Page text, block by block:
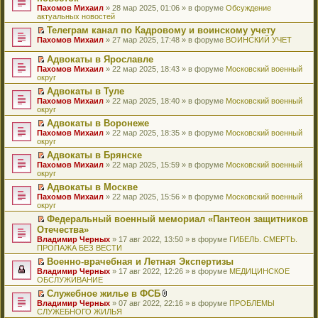
ю
щ
е
н
и
ю
о
о
б
щ
е
н
и
ю
о
м
у
с
о
б
щ
е
н
и
ю
а
н
н
м
у
с
о
о
б
щ
е
н
и
ю
о
ч
и
а
н
н
о
м
у
с
о
о
б
щ
е
н
и
ю
н
е
п
о
и
т
а
н
н
о
м
у
с
о
о
б
щ
е
н
и
ю
в
о
м
у
н
п
р
о
ч
и
т
а
н
н
о
м
у
с
о
о
б
щ
е
н
и
ю
п
е
р
о
м
у
н
е
п
р
о
ч
и
т
а
н
н
о
м
у
с
о
о
б
щ
е
н
и
ю
е
р
е
й
т
к
п
е
р
в
о
м
у
н
е
п
р
о
ч
и
т
а
н
н
о
м
у
с
о
о
б
щ
е
н
и
ю
Пахомов Михаил » 28 мар 2025, 01:06 » в форуме Обсуждение
актуальных новостей
П
р
е
й
т
и
к
п
е
р
в
о
м
у
н
е
п
р
о
ч
и
а
н
н
о
м
у
с
о
о
б
Телеграм канал по Кадровому и воинскому учету
Пахомов Михаил » 27 мар 2025, 17:48 » в форуме ВОИНСКИЙ УЧЕТ
П
е
р
е
й
т
и
к
п
е
р
в
о
м
у
н
е
п
р
о
ч
и
т
а
н
н
о
м
у
с
Адвокаты в Ярославле
Пахомов Михаил » 22 мар 2025, 18:43 » в форуме Московский военный
округ
П
е
р
е
й
т
и
к
п
е
р
в
о
м
у
н
е
п
р
о
ч
и
т
а
н
н
Адвокаты в Туле
Пахомов Михаил » 22 мар 2025, 18:40 » в форуме Московский военный
округ
П
е
р
е
й
т
и
к
п
е
р
в
о
м
у
н
е
п
р
о
ч
и
Адвокаты в Воронеже
Пахомов Михаил » 22 мар 2025, 18:35 » в форуме Московский военный
округ
П
е
р
е
й
т
и
к
п
е
р
в
о
м
у
н
е
п
р
Адвокаты в Брянске
Пахомов Михаил » 22 мар 2025, 15:59 » в форуме Московский военный
округ
П
е
р
е
й
т
и
к
п
е
р
в
о
м
у
Адвокаты в Москве
Пахомов Михаил » 22 мар 2025, 15:56 » в форуме Московский военный
округ
П
е
р
е
й
т
и
к
п
е
р
Федеральный военный мемориал «Пантеон защитников
Отечества»
Владимир Черных » 17 авг 2022, 13:50 » в форуме ГИБЕЛЬ. СМЕРТЬ.
ПРОПАЖА БЕЗ ВЕСТИ
П
е
р
е
й
т
Военно-врачебная и Летная Экспертизы
Владимир Черных » 17 авг 2022, 12:26 » в форуме МЕДИЦИНСКОЕ
ОБСЛУЖИВАНИЕ
П
е
Служебное жилье в ФСБ
В
Владимир Черных » 07 авг 2022, 22:16 » в форуме ПРОБЛЕМЫ
СЛУЖЕБНОГО ЖИЛЬЯ